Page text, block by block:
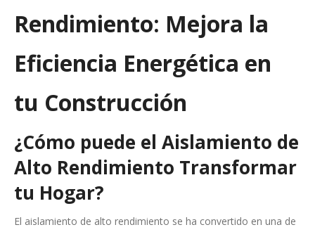
Rendimiento: Mejora la
Eficiencia Energética en
tu Construcción
¿Cómo puede el Aislamiento de
Alto Rendimiento Transformar
tu Hogar?
El aislamiento de alto rendimiento se ha convertido en una de